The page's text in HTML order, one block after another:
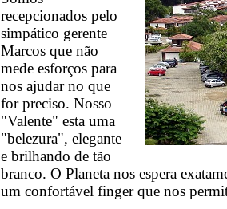
recepcionados pelo
simpático gerente
Marcos que não
mede esforços para
nos ajudar no que
for preciso. Nosso
"Valente" esta uma
"belezura", elegante
e brilhando de tão
branco. O Planeta nos espera
um confortável finger que nos